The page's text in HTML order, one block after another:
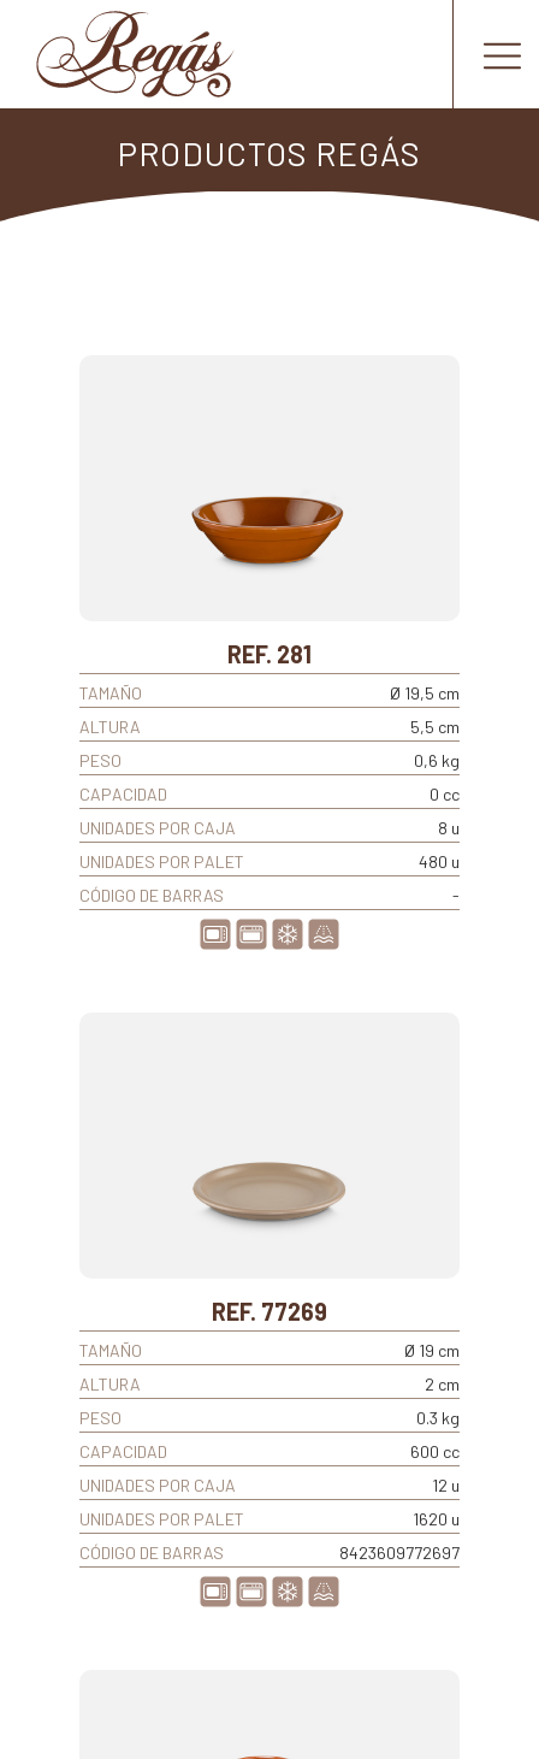
PRODUCTOS REGÁS
REF. 281
TAMAÑO
Ø 19,5 cm
ALTURA
5,5 cm
PESO
0,6 kg
CAPACIDAD
0 cc
UNIDADES POR CAJA
8 u
UNIDADES POR PALET
480 u
CÓDIGO DE BARRAS
-
REF. 77269
TAMAÑO
Ø 19 cm
ALTURA
2 cm
PESO
0.3 kg
CAPACIDAD
600 cc
UNIDADES POR CAJA
12 u
UNIDADES POR PALET
1620 u
CÓDIGO DE BARRAS
8423609772697